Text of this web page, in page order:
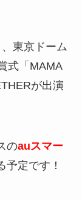
東京ドーム
式「MAMA
が出演
のauスマー
予定です！